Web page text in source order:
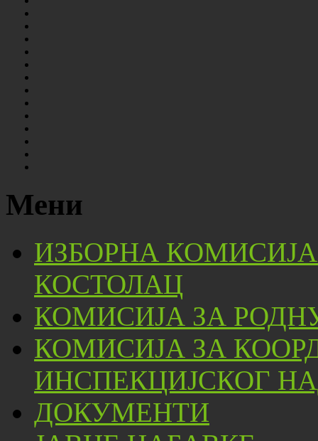
Мени
ИЗБОРНА
КОСТОЛАЦ
КОМИСИЈА ЗА
КОМИСИЈА ЗА
ИНСПЕКЦИЈСКОГ
ДОКУМЕНТИ